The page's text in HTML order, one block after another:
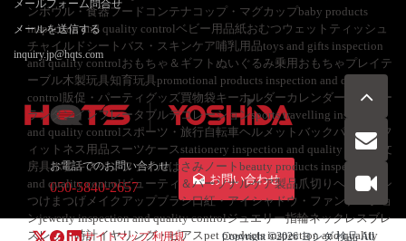
ンボウル・食器フードコンテナコップ・マグカップbaby products
inspection and quality controlベビー用品紙おむつウェットティッシュ
チャイルドシートバス・スキンケア哺乳用品toys and gifts inspection
and quality controlおもちゃ＆ギフトぬいぐるみ乗用おもちゃプレイテ
ーブル木製玩具知育玩具promotional products inspection and quality
control販促・パーティグッズ買物袋キーホルダーカレンダーペーパー
ランタンインフレータブルデコレーションsports travelling inspection
and quality controlスポーツ・旅行自転車ヘルメットバックパック傘フ
ィットネス用品スーツケースstationery inspection and quality control文
房具ホチキスペンファイルはさみノートbeauty products inspection
and quality controlビューティ＆パーソナルケア製品爪切りヘアブラシ
つけまつげメイクアップブラシ口紅・アイシャドウ・ファンデーショ
ンjewerly inspection and quality controlジュエリー指輪ネックレスブレ
スレット時計イヤリング・ピアスpet products inspection and quality
メールフォーム問合せ
メールを送信する
inquiry.jp@hqts.com
お電話でのお問い合わせ
050-5840-2657
お問い合わせ
サイトマップ 利用規 Copyright ©2026ヨシダ 検品All